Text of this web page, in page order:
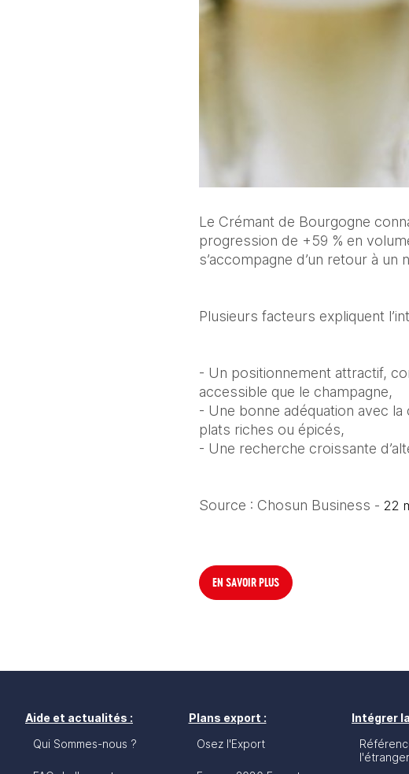
Le Crémant de Bourgogne
progression de +59 % en
s’accompagne d’un retour à
Plusieurs facteurs expliquent
- Un positionnement attractif,
accessible que le champagne,
- Une bonne adéquation avec
plats riches ou épicés,
- Une recherche croissante
Source : Chosun Business - 22
EN SAVOIR PLUS
Aide et actualités :
Qui Sommes-nous ?
Plans export :
Osez l'Export
Intégrer la
l'étranger